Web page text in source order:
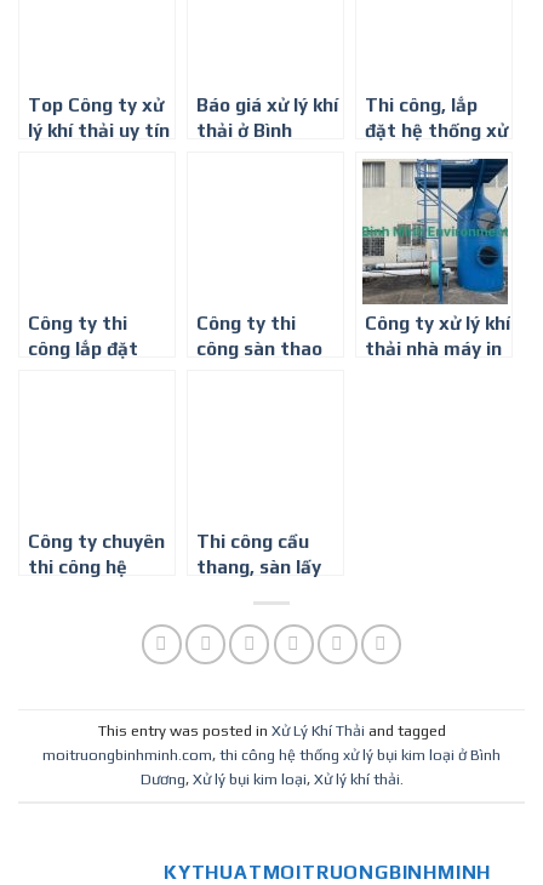
Top Công ty xử
lý khí thải uy tín
Báo giá xử lý khí
thải ở Bình
Thi công, lắp
đặt hệ thống xử
lý khí thải mùi
keo dán gỗ ván
ép ở Bình Dương
Công ty thi
công lắp đặt
Công ty thi
công sàn thao
Công ty xử lý khí
thải nhà máy in
Công ty chuyên
thi công hệ
Thi công cầu
thang, sàn lấy
khí thải tại Bình
Dương
This entry was posted in Xử Lý Khí Thải and tagged
moitruongbinhminh.com, thi công hệ thống xử lý bụi kim loại ở Bình
Dương, Xử lý bụi kim loại, Xử lý khí thải
KYTHUATMOITRUONGBINHMINH